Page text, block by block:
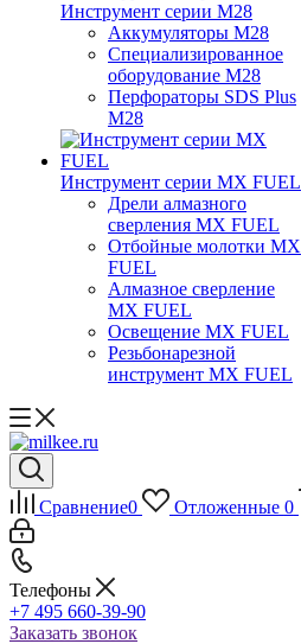
Инструмент серии M28
Аккумуляторы M28
Специализированное
оборудование M28
Перфораторы SDS Plus
M28
Инструмент серии MX FUEL
Дрели алмазного
сверления MX FUEL
Отбойные молотки MX
FUEL
Алмазное сверление
MX FUEL
Освещение MX FUEL
Резьбонарезной
инструмент MX FUEL
Сравнение0 Отложенные 0
Телефоны
+7 495 660-39-90
Заказать звонок